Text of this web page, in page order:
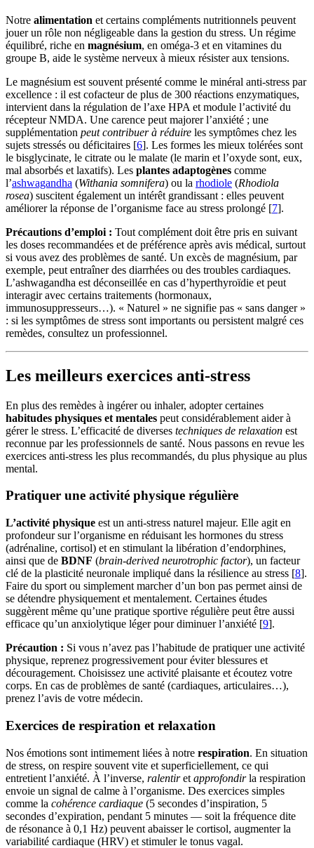
Notre alimentation et certains compléments nutritionnels peuvent
jouer un rôle non négligeable dans la gestion du stress. Un régime
équilibré, riche en magnésium, en oméga-3 et en vitamines du
groupe B, aide le système nerveux à mieux résister aux tensions.
Le magnésium est souvent présenté comme le minéral anti-stress par
excellence : il est cofacteur de plus de 300 réactions enzymatiques,
intervient dans la régulation de l’axe HPA et module l’activité du
récepteur NMDA. Une carence peut majorer l’anxiété ; une
supplémentation peut contribuer à réduire les symptômes chez les
sujets stressés ou déficitaires [6]. Les formes les mieux tolérées sont
le bisglycinate, le citrate ou le malate (le marin et l’oxyde sont, eux,
mal absorbés et laxatifs). Les plantes adaptogènes comme
l’ashwagandha (Withania somnifera) ou la rhodiole (Rhodiola
rosea) suscitent également un intérêt grandissant : elles peuvent
améliorer la réponse de l’organisme face au stress prolongé [7].
Précautions d’emploi : Tout complément doit être pris en suivant
les doses recommandées et de préférence après avis médical, surtout
si vous avez des problèmes de santé. Un excès de magnésium, par
exemple, peut entraîner des diarrhées ou des troubles cardiaques.
L’ashwagandha est déconseillée en cas d’hyperthyroïdie et peut
interagir avec certains traitements (hormonaux,
immunosuppresseurs…). « Naturel » ne signifie pas « sans danger »
: si les symptômes de stress sont importants ou persistent malgré ces
remèdes, consultez un professionnel.
Les meilleurs exercices anti-stress
En plus des remèdes à ingérer ou inhaler, adopter certaines
habitudes physiques et mentales peut considérablement aider à
gérer le stress. L’efficacité de diverses techniques de relaxation est
reconnue par les professionnels de santé. Nous passons en revue les
exercices anti-stress les plus recommandés, du plus physique au plus
mental.
Pratiquer une activité physique régulière
L’activité physique est un anti-stress naturel majeur. Elle agit en
profondeur sur l’organisme en réduisant les hormones du stress
(adrénaline, cortisol) et en stimulant la libération d’endorphines,
ainsi que de BDNF (brain-derived neurotrophic factor), un facteur
clé de la plasticité neuronale impliqué dans la résilience au stress [8].
Faire du sport ou simplement marcher d’un bon pas permet ainsi de
se détendre physiquement et mentalement. Certaines études
suggèrent même qu’une pratique sportive régulière peut être aussi
efficace qu’un anxiolytique léger pour diminuer l’anxiété [9].
Précaution : Si vous n’avez pas l’habitude de pratiquer une activité
physique, reprenez progressivement pour éviter blessures et
découragement. Choisissez une activité plaisante et écoutez votre
corps. En cas de problèmes de santé (cardiaques, articulaires…),
prenez l’avis de votre médecin.
Exercices de respiration et relaxation
Nos émotions sont intimement liées à notre respiration. En situation
de stress, on respire souvent vite et superficiellement, ce qui
entretient l’anxiété. À l’inverse, ralentiret approfondirla respiration
envoie un signal de calme à l’organisme. Des exercices simples
comme la cohérence cardiaque (5 secondes d’inspiration, 5
secondes d’expiration, pendant 5 minutes — soit la fréquence dite
de résonance à 0,1 Hz) peuvent abaisser le cortisol, augmenter la
variabilité cardiaque (HRV) et stimuler le tonus vagal.